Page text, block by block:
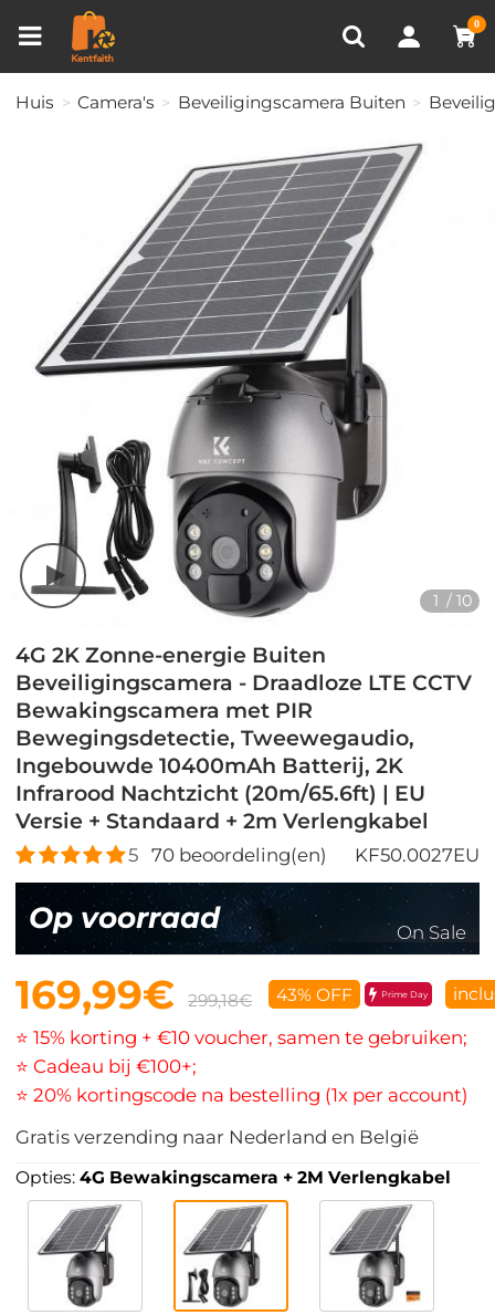
0
RECENT BEKEKEN
Huis Camera's Beveiligingscamera Buiten
1 /10
4G 2K Zonne-energie Buiten
Beveiligingscamera - Draadloze LTE CCTV
Bewakingscamera met PIR
Bewegingsdetectie, Tweewegaudio,
Ingebouwde 10400mAh Batterij, 2K
Infrarood Nachtzicht (20m/65.6ft) | EU
Versie + Standaard + 2m Verlengkabel
5 70beoordeling(en) KF50.0027EU
Op voorraad On Sale
169,99€ 299,18€ 43% OFF Prime Day
⭐ 15% korting + €10 voucher, samen te gebruiken;
⭐ Cadeau bij €100+;
⭐ 20% kortingscode na bestelling (1x per account)
Gratis verzending naar Nederland en België
Opties:4G Bewakingscamera + 2M Verlengkabel